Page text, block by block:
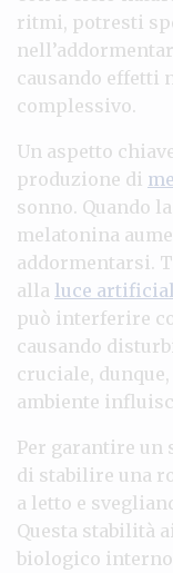
ritmi, potresti
causando effetti
complessivo.
Un aspetto
produzione di
sonno. Quando
melatonina
addormentarsi.
alla luce
può interferire
causando
cruciale,
ambiente
Per garantire un
di stabilire una
a letto e
Questa stabilità
biologico